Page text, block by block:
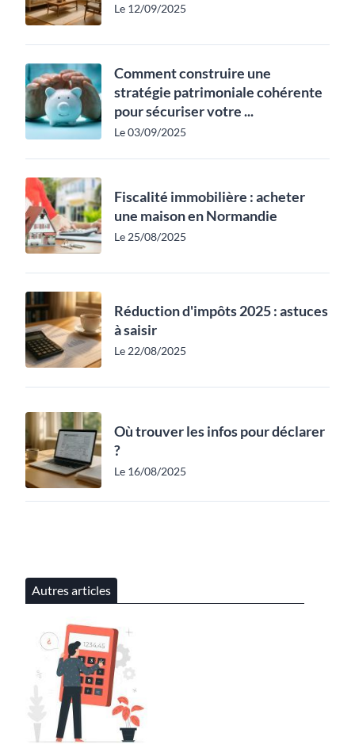
Le 12/09/2025
Comment construire une
stratégie patrimoniale cohérente
pour sécuriser votre ...
Le 03/09/2025
Fiscalité immobilière : acheter
une maison en Normandie
Le 25/08/2025
Réduction d'impôts 2025 : astuces
à saisir
Le 22/08/2025
Où trouver les infos pour déclarer
?
Le 16/08/2025
Autres articles